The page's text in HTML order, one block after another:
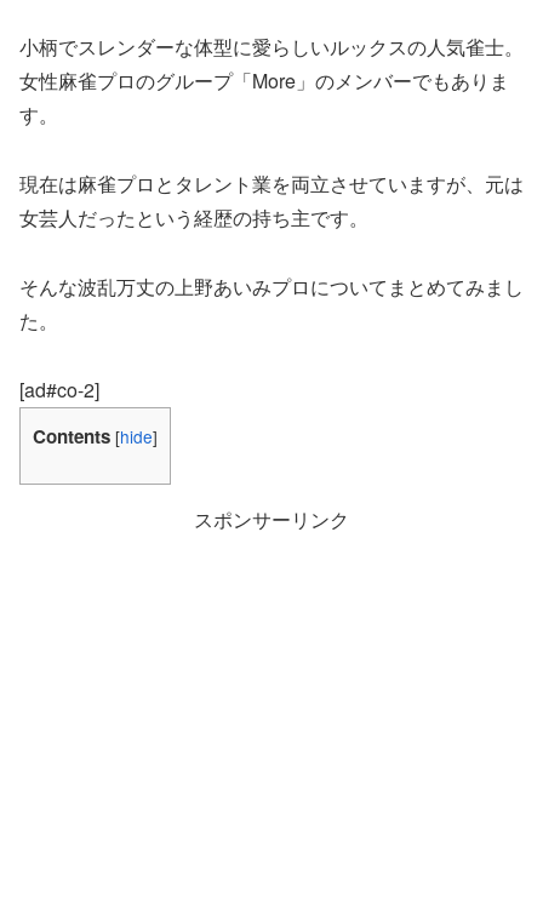
小柄でスレンダーな体型に愛らしいルックスの人気雀士。
女性麻雀プロのグループ「More」のメンバーでもありま
す。
現在は麻雀プロとタレント業を両立させていますが、元は
女芸人だったという経歴の持ち主です。
そんな波乱万丈の上野あいみプロについてまとめてみまし
た。
[ad#co-2]
Contents [hide]
スポンサーリンク